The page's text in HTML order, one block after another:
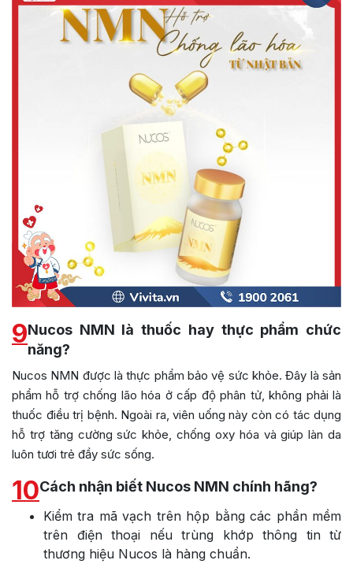
9Nucos NMN là thuốc hay thực phẩm chức
năng?
Nucos NMN được là thực phẩm bảo vệ sức khỏe. Đây là sản
phẩm hỗ trợ chống lão hóa ở cấp độ phân tử, không phải là
thuốc điều trị bệnh. Ngoài ra, viên uống này còn có tác dụng
hỗ trợ tăng cường sức khỏe, chống oxy hóa và giúp làn da
luôn tươi trẻ đầy sức sống.
10Cách nhận biết Nucos NMN chính hãng?
Kiểm tra mã vạch trên hộp bằng các phần mềm
trên điện thoại nếu trùng khớp thông tin từ
thương hiệu Nucos là hàng chuẩn.